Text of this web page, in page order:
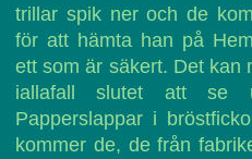
trillar spik ner och de
för att hämta han på
ett som är säkert. Det kan
iallafall slutet att se
Papperslappar i
kommer de, de från